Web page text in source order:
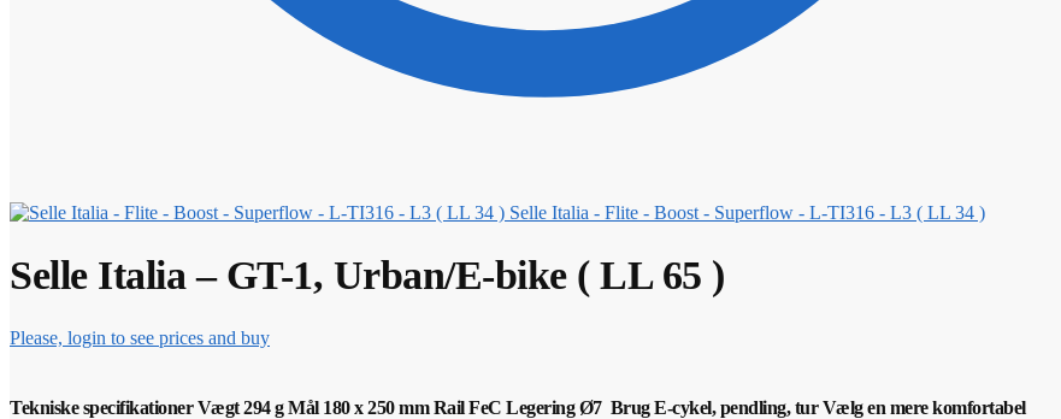
Selle Italia - Flite - Boost - Superflow - L-TI316 - L3 ( LL 34 )
Selle Italia – GT-1, Urban/E-bike ( LL 65 )
Please, login to see prices and buy
Tekniske specifikationerVægt 294 gMål 180 x 250 mmRail FeC Legering Ø7 Brug E-cykel, pendling, turVælg en mere komfortabel